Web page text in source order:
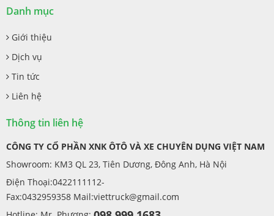
Danh mục
Giới thiệu
Dịch vụ
Tin tức
Liên hệ
Thông tin liên hệ
CÔNG TY CỔ PHẦN XNK ÔTÔ VÀ XE CHUYÊN DỤNG VIỆT NAM
Showroom: KM3 QL 23, Tiên Dương, Đông Anh, Hà Nội
Điện Thoại:0422111112-
Fax:0432959358 Mail:viettruck@gmail.com